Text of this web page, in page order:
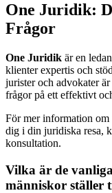
One Juridik:
Frågor
One Juridik är en
klienter expertis och
jurister och advokater
frågor på ett effektivt
För mer information om
dig i din juridiska resa,
konsultation.
Vilka är de
människor ställer